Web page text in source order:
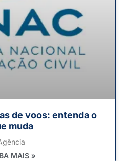
de voos: entenda o
muda
MAIS »